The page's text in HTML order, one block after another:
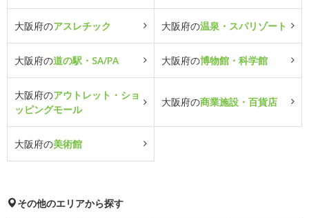
大阪府のアスレチック 大阪府の温泉・スパリゾート
大阪府の道の駅・SA/PA 大阪府の博物館・科学館
大阪府のアウトレット・ショ
ッピングモール
大阪府の商業施設・百貨店
大阪府の美術館
その他のエリアから探す